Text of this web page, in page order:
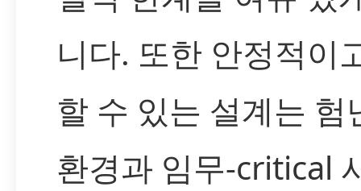
니다. 또한 안정적이
할 수 있는 설계는 험
환경과 임무-critical